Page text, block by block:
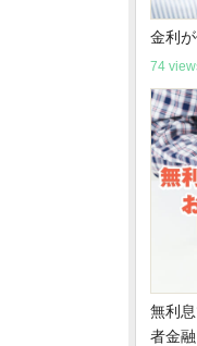
金利
74
無利
者金